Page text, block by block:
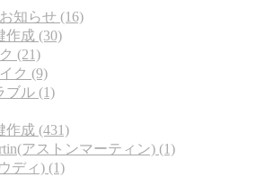
知らせ (16)
作成 (30)
(21)
ク (9)
ブル (1)
作成 (431)
アストンマーティン) (1)
ディ) (1)